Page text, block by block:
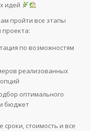
идей
пройти все этапы
проекта:
по возможностям
реализованных
оптимального
бюджет
стоимость и все